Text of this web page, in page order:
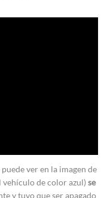
ver en la imagen de
vehículo de color azul) se
y tuvo que ser apagado